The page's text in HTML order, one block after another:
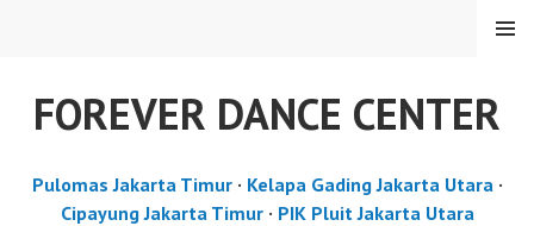
FOREVER DANCE CENTER
MENU
Pulomas Jakarta Timur· Kelapa Gading Jakarta Utara·
Cipayung Jakarta Timur· PIK Pluit Jakarta Utara